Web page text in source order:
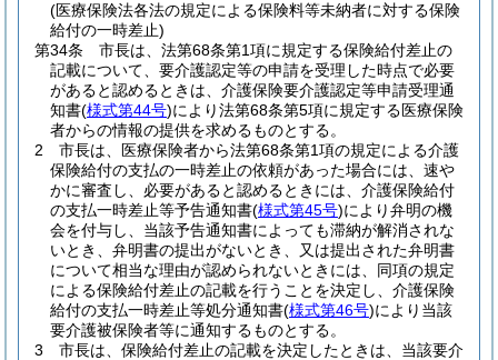
(医療保険法各法の規定による保険料等未納者に対する保険
給付の一時差止)
第34条
市長は、法第68条第1項に規定する保険給付差止の
記載について、要介護認定等の申請を受理した時点で必要
があると認めるときは、介護保険要介護認定等申請受理通
知書(様式第44号)により法第68条第5項に規定する医療保険
者からの情報の提供を求めるものとする。
2
市長は、医療保険者から法第68条第1項の規定による介護
保険給付の支払の一時差止の依頼があった場合には、速や
かに審査し、必要があると認めるときには、介護保険給付
の支払一時差止等予告通知書(様式第45号)により弁明の機
会を付与し、当該予告通知書によっても滞納が解消されな
いとき、弁明書の提出がないとき、又は提出された弁明書
について相当な理由が認められないときには、同項の規定
による保険給付差止の記載を行うことを決定し、介護保険
給付の支払一時差止等処分通知書(様式第46号)により当該
要介護被保険者等に通知するものとする。
3
市長は、保険給付差止の記載を決定したときは、当該要介